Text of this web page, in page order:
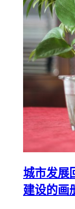
城市发展
建设的画